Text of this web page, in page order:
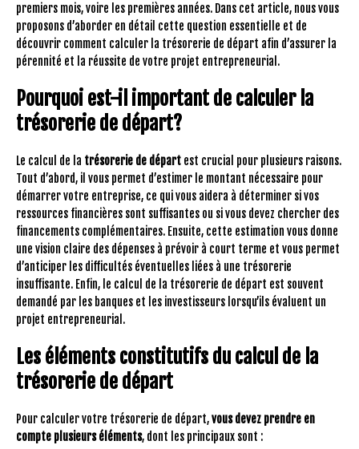
premiers mois, voire les premières années. Dans cet article, nous vous
proposons d’aborder en détail cette question essentielle et de
découvrir comment calculer la trésorerie de départ afin d’assurer la
pérennité et la réussite de votre projet entrepreneurial.
Pourquoi est-il important de calculer la
trésorerie de départ?
Le calcul de la trésorerie de départ est crucial pour plusieurs raisons.
Tout d’abord, il vous permet d’estimer le montant nécessaire pour
démarrer votre entreprise, ce qui vous aidera à déterminer si vos
ressources financières sont suffisantes ou si vous devez chercher des
financements complémentaires. Ensuite, cette estimation vous donne
une vision claire des dépenses à prévoir à court terme et vous permet
d’anticiper les difficultés éventuelles liées à une trésorerie
insuffisante. Enfin, le calcul de la trésorerie de départ est souvent
demandé par les banques et les investisseurs lorsqu’ils évaluent un
projet entrepreneurial.
Les éléments constitutifs du calcul de la
trésorerie de départ
Pour calculer votre trésorerie de départ,vous devez prendre en
compte plusieurs éléments, dont les principaux sont :